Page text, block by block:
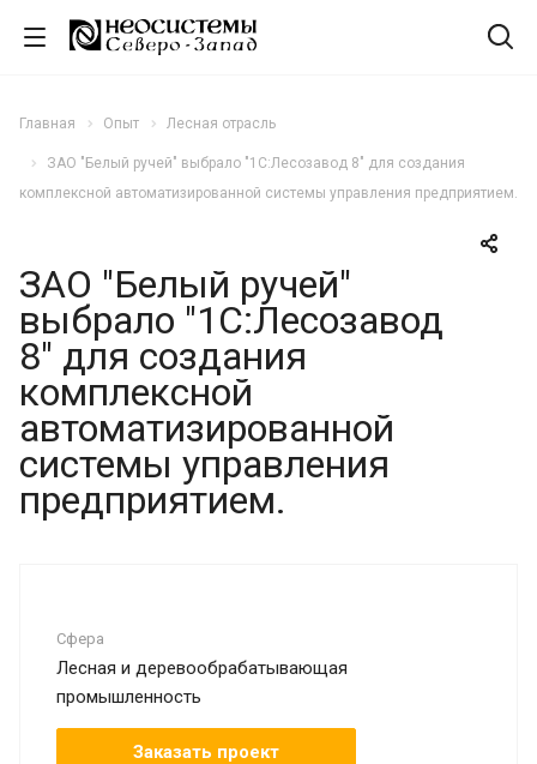
Главная Опыт Лесная отрасль
ЗАО "Белый ручей" выбрало "1С:Лесозавод 8" для создания
комплексной автоматизированной системы управления предприятием.
ЗАО "Белый ручей"
выбрало "1С:Лесозавод
8" для создания
комплексной
автоматизированной
системы управления
предприятием.
Сфера
Лесная и деревообрабатывающая
промышленность
Заказать проект